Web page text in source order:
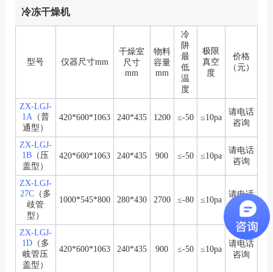
冷冻干燥机
型号 仪器尺寸mm
干燥室
尺寸
mm
物料
容量
mm
冷
阱
最
低
温
度
极限
真空
度
价格
（元）
ZX-LGJ-
1A （普
通型）
420*600*1063 240*435 1200 ≤-50 ≤10pa
请电话
咨询
ZX-LGJ-
1B （压
盖型）
420*600*1063 240*435 900 ≤-50 ≤10pa
请电话
咨询
ZX-LGJ-
27C（多
歧管
型）
1000*545*800 280*430 2700 ≤-80 ≤10pa
请电话
咨询
ZX-LGJ-
1D（多
岐管压
盖型）
420*600*1063 240*435 900 ≤-50 ≤10pa
请电话
咨询